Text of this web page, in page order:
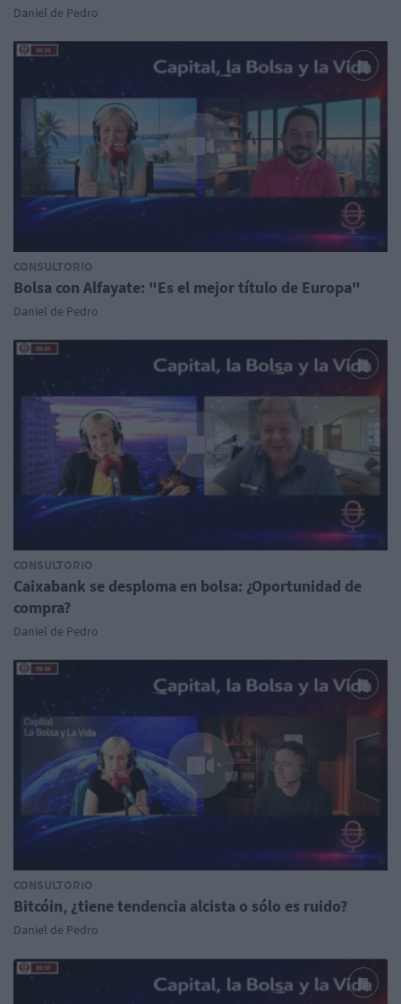
Daniel de Pedro
CONSULTORIO
Bolsa con Alfayate: "Es el mejor título de Europa"
Daniel de Pedro
CONSULTORIO
Caixabank se desploma en bolsa: ¿Oportunidad de
compra?
Daniel de Pedro
CONSULTORIO
Bitcóin, ¿tiene tendencia alcista o sólo es ruido?
Daniel de Pedro